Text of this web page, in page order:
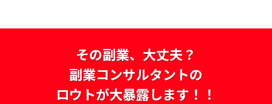
その副業、大丈夫？
副業コンサルタントの
ロウトが大暴露します！！